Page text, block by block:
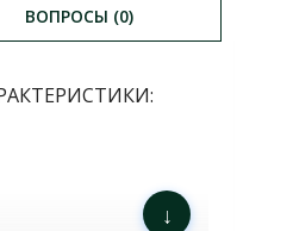
ВОПРОСЫ (0)
↓